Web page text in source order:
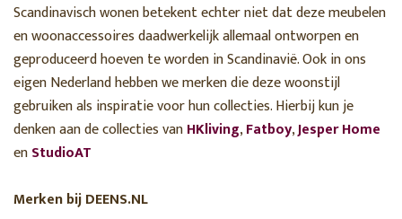
Scandinavisch wonen betekent echter niet dat deze meubelen
en woonaccessoires daadwerkelijk allemaal ontworpen en
geproduceerd hoeven te worden in Scandinavië. Ook in ons
eigen Nederland hebben we merken die deze woonstijl
gebruiken als inspiratie voor hun collecties. Hierbij kun je
denken aan de collecties vanHKliving,Fatboy,Jesper Home
enStudioAT
Merken bij DEENS.NL